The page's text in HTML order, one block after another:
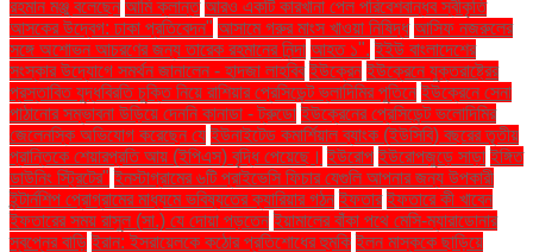
রহমান মঞ্জু বলেছেন আমি ক্লান্ত আরও একটি কারখানা পেল পরিবেশবান্ধব স্বীকৃতি
আসকের উদ্বেগ: ঢাকা প্রতিবেদন" আসামে গরুর মাংস খাওয়া নিষিদ্ধ আসিফ নজরুলের
সঙ্গে অশোভন আচরণের জন্য তারেক রহমানের নিন্দা আহত ১". ইইউ বাংলাদেশের
সংস্কার উদ্যোগে সমর্থন জানালেন - হাদজা লাহবিব ইউক্রেন ইউক্রেনে যুক্তরাষ্ট্রের
প্রস্তাবিত যুদ্ধবিরতি চুক্তি নিয়ে রাশিয়ার প্রেসিডেন্ট ভ্লাদিমির পুতিনে ইউক্রেনে সেনা
পাঠানোর সম্ভাবনা উড়িয়ে দেননি কানাডা - ট্রুডো ইউক্রেনের প্রেসিডেন্ট ভলোদিমির
জেলেনস্কি অভিযোগ করেছেন যে ইউনাইটেড কমার্শিয়াল ব্যাংক (ইউসিবি) বছরের তৃতীয়
প্রান্তিকে শেয়ারপ্রতি আয় (ইপিএস) বৃদ্ধি পেয়েছে। ইউরোপ ইউরোপজুড়ে সাড়া ইঙ্গিত
ডাউনিং স্ট্রিটের" ইনস্টাগ্রামের ৬টি প্রাইভেসি ফিচার যেগুলি আপনার জন্য উপকারী
ইন্টার্নশিপ প্রোগ্রামের মাধ্যমে ভবিষ্যতের ক্যারিয়ার গঠন ইফতার ইফতারে কী খাবেন
ইফতারের সময় রাসুল (সা.) যে দোয়া পড়তেন ইয়ামালের বাঁকা পথে মেসি-ম্যারাডোনার
স্বপ্নের বাড়ি ইরান: ইসরায়েলকে কঠোর প্রতিশোধের হুমকি ইলন মাস্ককে ছাড়িয়ে